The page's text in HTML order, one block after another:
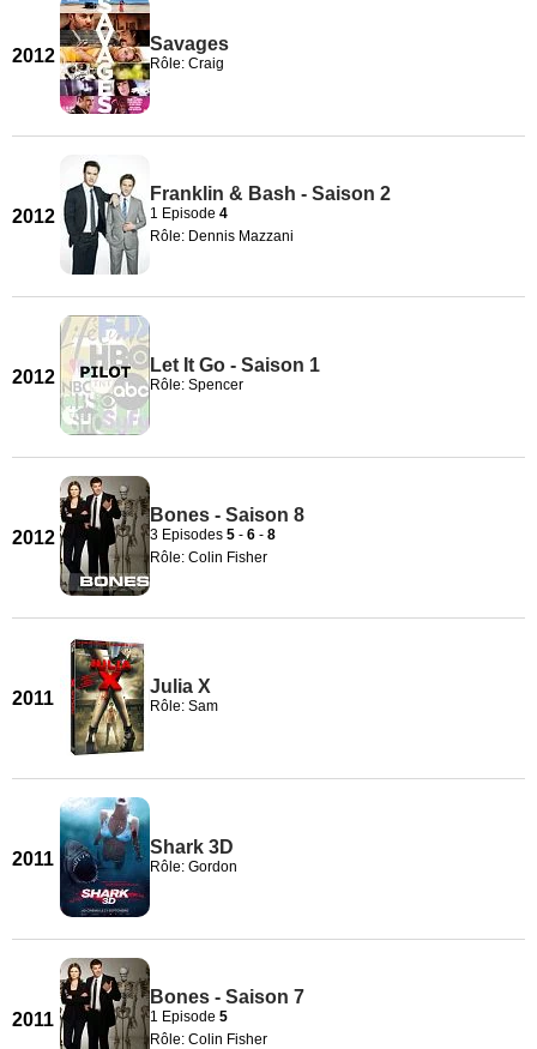
2012
Savages
Rôle: Craig
2012
Franklin & Bash - Saison 2
1 Episode 4
Rôle: Dennis Mazzani
2012
Let It Go - Saison 1
Rôle: Spencer
2012
Bones - Saison 8
3 Episodes 5 - 6 - 8
Rôle: Colin Fisher
2011
Julia X
Rôle: Sam
2011
Shark 3D
Rôle: Gordon
2011
Bones - Saison 7
1 Episode 5
Rôle: Colin Fisher